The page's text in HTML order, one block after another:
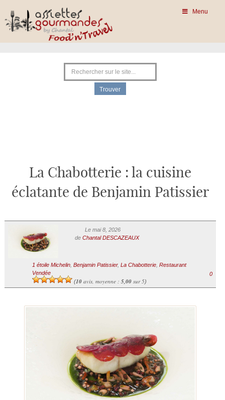
Menu
La Chabotterie : la cuisine
éclatante de Benjamin Patissier
Le mai 8, 2026
de Chantal DESCAZEAUX
1 étoile Michelin, Benjamin Patissier, La Chabotterie, Restaurant
Vendée
(10avis, moyenne : 5,00sur 5)
0